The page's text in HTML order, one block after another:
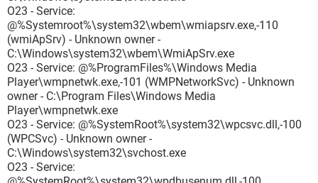
O23 - Service:
@%Systemroot%\system32\wbem\wmiapsrv.exe,-110
(wmiApSrv) - Unknown owner -
C:\Windows\system32\wbem\WmiApSrv.exe
O23 - Service: @%ProgramFiles%\Windows Media
Player\wmpnetwk.exe,-101 (WMPNetworkSvc) - Unknown
owner - C:\Program Files\Windows Media
Player\wmpnetwk.exe
O23 - Service: @%SystemRoot%\system32\wpcsvc.dll,-100
(WPCSvc) - Unknown owner -
C:\Windows\system32\svchost.exe
O23 - Service: